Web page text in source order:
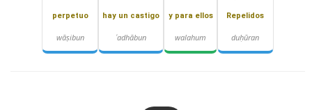
Repelidos
duḥūran
y para ellos
walahum
hay un castigo
ʿadhābun
perpetuo
wāṣibun